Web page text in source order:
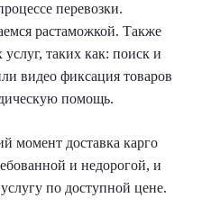
перевозки.
растаможкой. Также
таких как: поиск и
видео фиксация товаров
помощь.
момент доставка карго
и недорогой, и
по доступной цене.